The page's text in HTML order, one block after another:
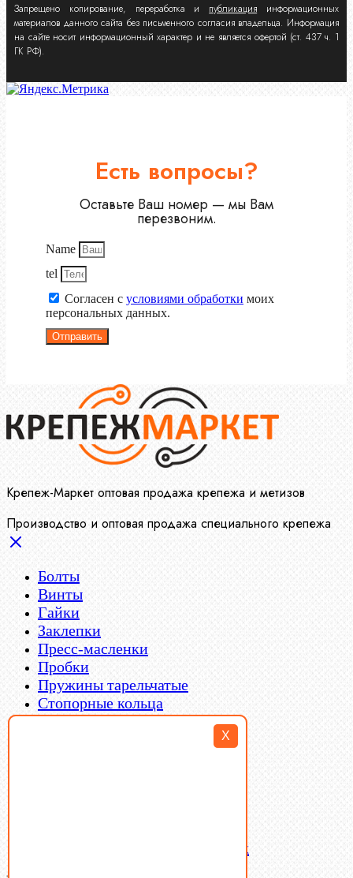
X
Запрещено копирование, переработка и публикация информационных
материалов данного сайта без письменного согласия владельца. Информация
на сайте носит информационный характер и не является офертой (ст. 437 ч. 1
ГК РФ).
Есть вопросы?
Оставьте Ваш номер — мы Вам
перезвоним.
Name
tel
Согласен с условиями обработки моих
персональных данных.
Отправить
Крепеж-Маркет оптовая продажа крепежа и метизов
Производство и оптовая продажа специального крепежа
Болты
Винты
Гайки
Заклепки
Пресс-масленки
Пробки
Пружины тарельчатые
Стопорные кольца
Такелаж
Латунный и бронзовый крепеж